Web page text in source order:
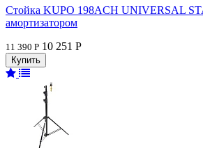
Стойка KUPO 198ACH UNIVERSAL
амортизатором
11 390 Р 10 251 Р